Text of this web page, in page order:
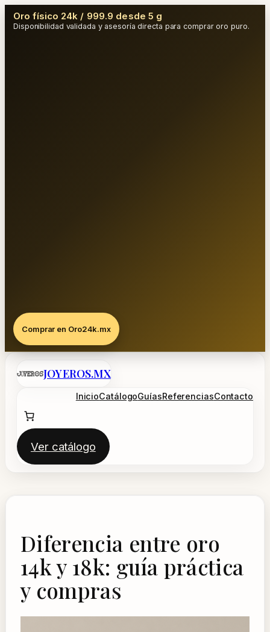
Oro físico 24k / 999.9 desde 5 g
Disponibilidad validada y asesoría directa para comprar oro puro.
Comprar en Oro24k.mx
Saltar
JOYEROS.MX
InicioCatálogoGuíasReferenciasContacto
Ver catálogo
Diferencia entre oro
14k y 18k: guía práctica
y compras